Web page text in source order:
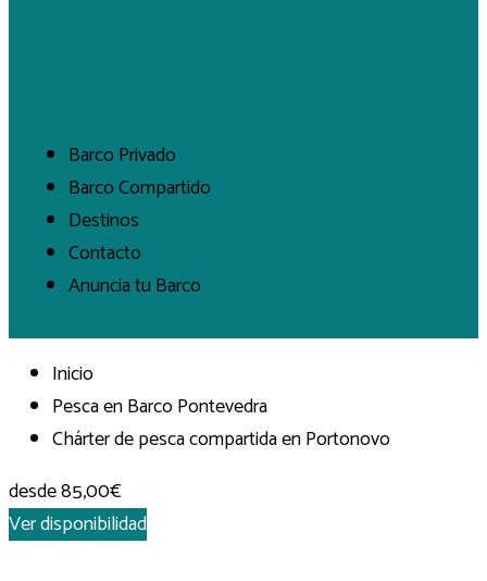
Barco Privado
Barco Compartido
Destinos
Contacto
Anuncia tu Barco
Inicio
Pesca en Barco Pontevedra
Chárter de pesca compartida en Portonovo
desde85,00€
Ver disponibilidad